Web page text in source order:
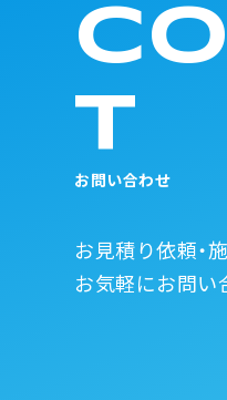
T
お問い合わせ
お見積り依頼・
お気軽にお問い